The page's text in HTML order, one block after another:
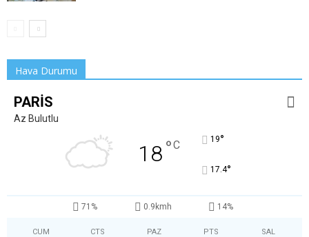
Hava Durumu
PARIS
Az Bulutlu
18°C 19°
17.4°
71% 0.9kmh 14%
CUM CTS PAZ PTS SAL